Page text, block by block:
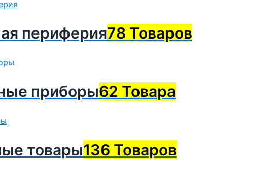
периферия78 Товаров
приборы62 Товара
товары136 Товаров